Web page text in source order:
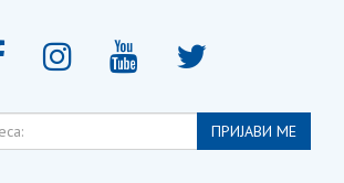
ПРИЈАВИ МЕ